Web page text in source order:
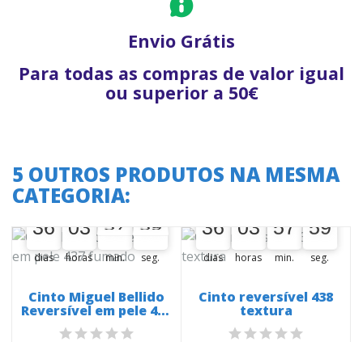
Envio Grátis
Para todas as compras de valor igual
ou superior a 50€
5 OUTROS PRODUTOS NA MESMA
CATEGORIA:
A oferta termina em:
36
36
00
dias
03
03
00
horas
57
57
58
min.
59
59
00
seg.
Cinto Miguel Bellido
Reversível em pele 437
fumado
36
36
00
dias
03
03
00
horas
57
57
58
min.
59
59
00
seg.
Cinto reversível 438
textura